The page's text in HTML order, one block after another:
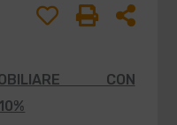
CON